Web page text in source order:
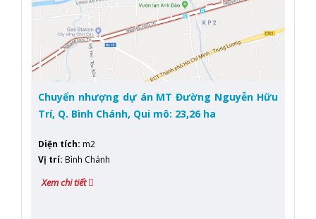
Chuyển nhượng dự án MT Đường Nguyễn Hữu
Trí, Q. Bình Chánh, Qui mô: 23,26 ha
Diện tích: m2
Vị trí: Bình Chánh
Xem chi tiết